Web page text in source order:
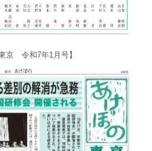
京 令和7年1月号】